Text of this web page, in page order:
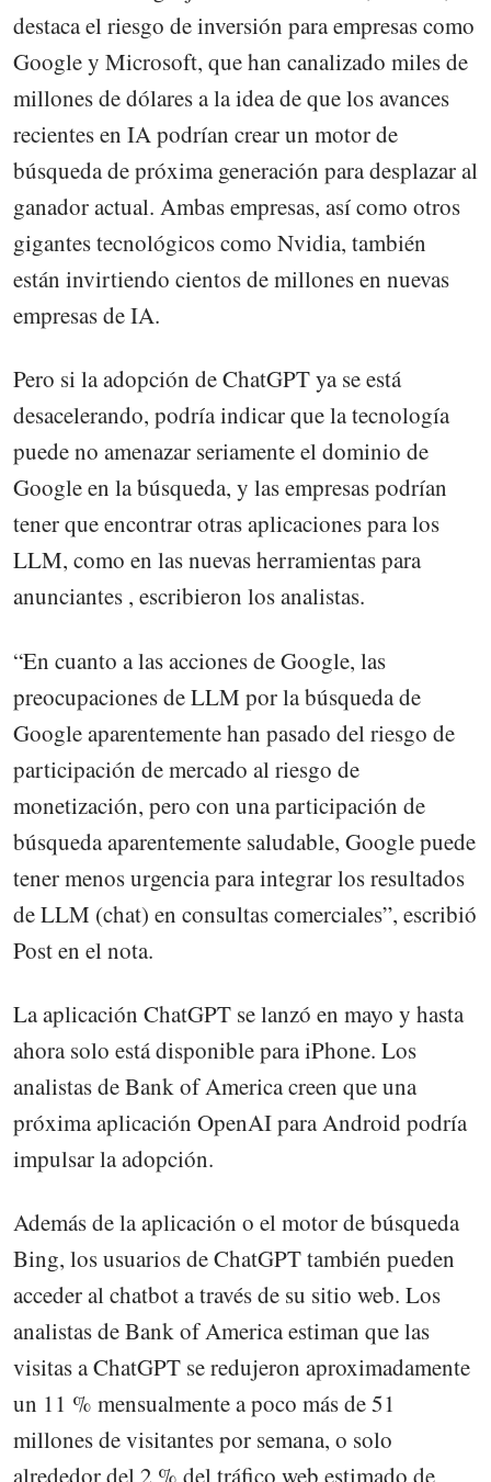
destaca el riesgo de inversión para empresas como
Google y Microsoft, que han canalizado miles de
millones de dólares a la idea de que los avances
recientes en IA podrían crear un motor de
búsqueda de próxima generación para desplazar al
ganador actual. Ambas empresas, así como otros
gigantes tecnológicos como Nvidia, también
están invirtiendo cientos de millones en nuevas
empresas de IA.
Pero si la adopción de ChatGPT ya se está
desacelerando, podría indicar que la tecnología
puede no amenazar seriamente el dominio de
Google en la búsqueda, y las empresas podrían
tener que encontrar otras aplicaciones para los
LLM, como en las nuevas herramientas para
anunciantes , escribieron los analistas.
“En cuanto a las acciones de Google, las
preocupaciones de LLM por la búsqueda de
Google aparentemente han pasado del riesgo de
participación de mercado al riesgo de
monetización, pero con una participación de
búsqueda aparentemente saludable, Google puede
tener menos urgencia para integrar los resultados
de LLM (chat) en consultas comerciales”, escribió
Post en el nota.
La aplicación ChatGPT se lanzó en mayo y hasta
ahora solo está disponible para iPhone. Los
analistas de Bank of America creen que una
próxima aplicación OpenAI para Android podría
impulsar la adopción.
Además de la aplicación o el motor de búsqueda
Bing, los usuarios de ChatGPT también pueden
acceder al chatbot a través de su sitio web. Los
analistas de Bank of America estiman que las
visitas a ChatGPT se redujeron aproximadamente
un 11 % mensualmente a poco más de 51
millones de visitantes por semana, o solo
alrededor del 2 % del tráfico web estimado de